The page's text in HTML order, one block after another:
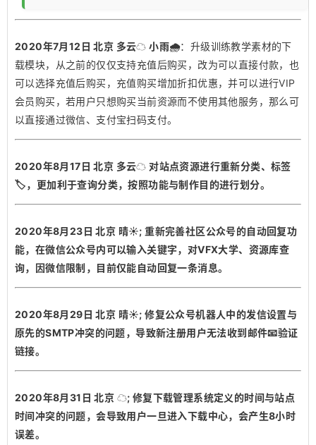
2020年7月12日 北京 多云☁️ 小雨🌧️：升级训练教学素材的下
载模块，从之前的仅仅支持充值后购买，改为可以直接付款，也
可以选择充值后购买，充值购买增加折扣优惠，并可以进行VIP
会员购买，若用户只想购买当前资源而不使用其他服务，那么可
以直接通过微信、支付宝扫码支付。
2020年8月17日 北京 多云☁️ 对站点资源进行重新分类、标签
🏷️，更加利于查询分类，按照功能与制作目的进行划分。
2020年8月23日 北京 晴☀️; 重新完善社区公众号的自动回复功
能，在微信公众号内可以输入关键字，对VFX大学、资源库查
询，因微信限制，目前仅能自动回复一条消息。
2020年8月29日 北京 晴☀️; 修复公众号机器人中的发信设置与
原先的SMTP冲突的问题，导致新注册用户无法收到邮件📧验证
链接。
2020年8月31日 北京 ☁️; 修复下载管理系统定义的时间与站点
时间冲突的问题，会导致用户一旦进入下载中心，会产生8小时
误差。